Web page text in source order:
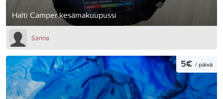
Halti Camper kesämakuupussi
Sanna
5€ / päivä